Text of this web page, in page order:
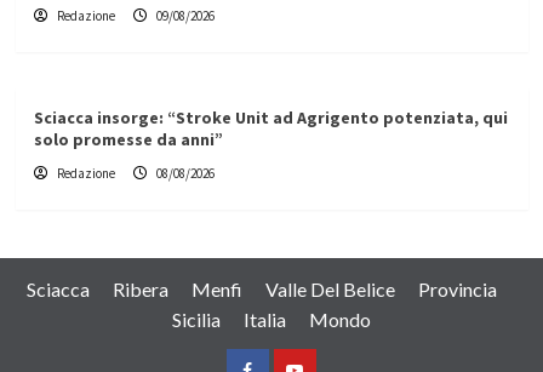
Redazione 09/08/2026
Sciacca insorge: “Stroke Unit ad Agrigento potenziata, qui
solo promesse da anni”
Redazione 08/08/2026
Sciacca Ribera Menfi Valle Del Belice
Provincia
Sicilia
Italia Mondo